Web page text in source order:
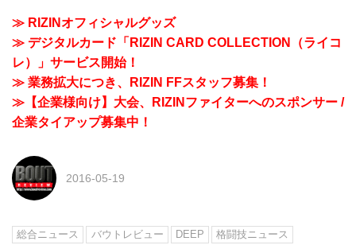
≫ RIZINオフィシャルグッズ
≫ デジタルカード「RIZIN CARD COLLECTION（ライコ
レ）」サービス開始！
≫ 業務拡大につき、RIZIN FFスタッフ募集！
≫【企業様向け】大会、RIZINファイターへのスポンサー /
企業タイアップ募集中！
2016-05-19
総合ニュース バウトレビュー DEEP 格闘技ニュース